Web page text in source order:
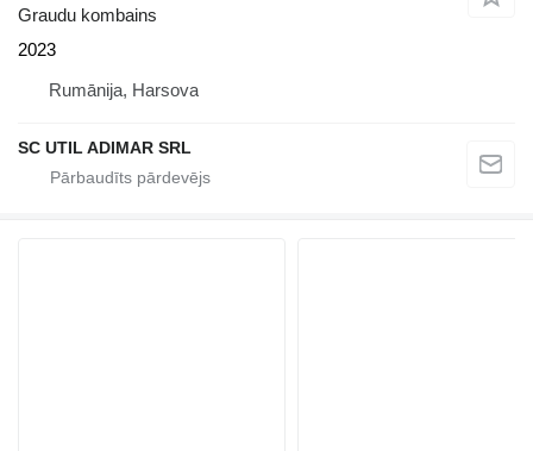
Graudu kombains
2023
Rumānija, Harsova
SC UTIL ADIMAR SRL